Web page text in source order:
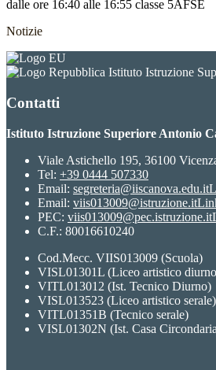
dalle ore 16:40 alle 16:55 classe 5AFSE
Notizie
Istituto Istruzione
Contatti
Istituto Istruzione Superiore Antonio
Viale Astichello 195, 36100
Tel: +39 0444 507330
Email: segreteria@iiscanova.edu.it
Email: viis013009@istruzione.it
PEC: viis013009@pec.istruzione.it
C.F.: 80016610240
Cod.Mecc. VIIS013009 (Scuola)
VISL01301L (Liceo artistico
VITL013012 (Ist. Tecnico Diurno)
VISL013523 (Liceo artistico serale)
VITL01351B (Tecnico serale)
VISL01302N (Ist. Casa